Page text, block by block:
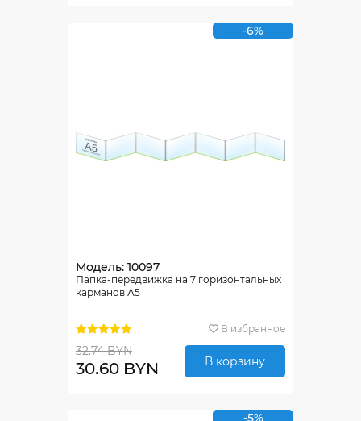
-6%
Модель: 10097
Папка-передвижка на 7 горизонтальных
карманов А5
В избранное
32.74 BYN
30.60 BYN В корзину
-5%